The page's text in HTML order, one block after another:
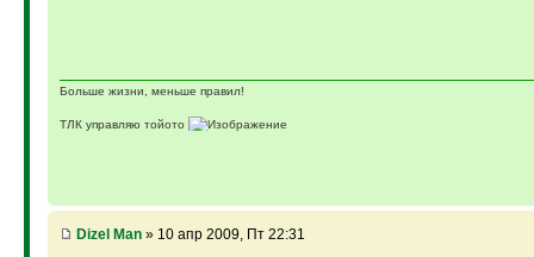
Больше жизни, меньше правил!
ТЛК управляю тойото
Dizel Man» 10 апр 2009, Пт 22:31